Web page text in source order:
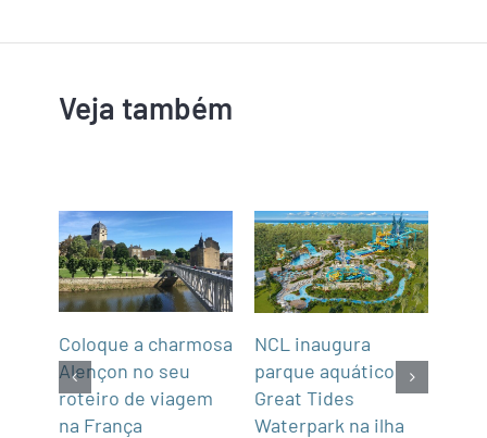
Veja também
Coloque a charmosa
Alençon no seu
roteiro de viagem
na França
NCL inaugura
parque aquático
Great Tides
Waterpark na ilha